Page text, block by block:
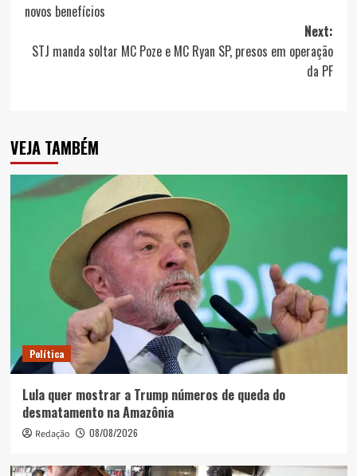
novos benefícios
Next:
STJ manda soltar MC Poze e MC Ryan SP, presos em operação
da PF
VEJA TAMBÉM
Política
Lula quer mostrar a Trump números de queda do
desmatamento na Amazônia
Redação 08/08/2026